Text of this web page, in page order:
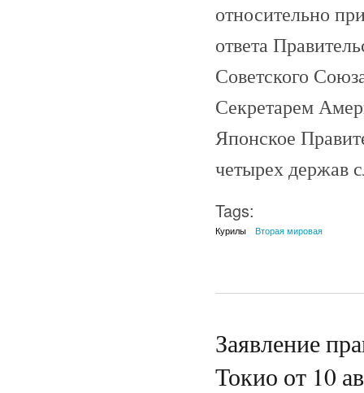
относительно
ответа
Советского
Секретарем
Японское
четырех держав
Tags:
Курилы Вторая мировая
Заявление
Токио от 10